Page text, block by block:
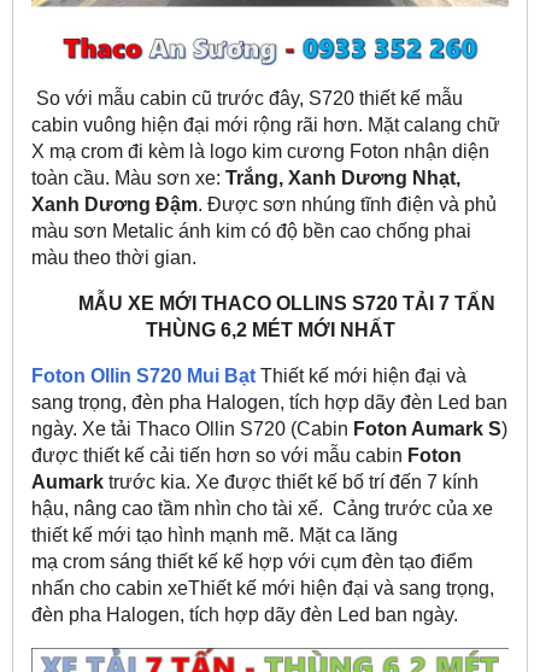
So với mẫu cabin cũ trước đây, S720 thiết kế mẫu
cabin vuông hiện đại mới rộng rãi hơn. Mặt calang chữ
X mạ crom đi kèm là logo kim cương Foton nhận diện
toàn cầu. Màu sơn xe: Trắng, Xanh Dương Nhạt,
Xanh Dương Đậm. Được sơn nhúng tĩnh điện và phủ
màu sơn Metalic ánh kim có độ bền cao chống phai
màu theo thời gian.
MẪU XE MỚI THACO OLLINS S720 TẢI 7 TẤN
THÙNG 6,2 MÉT MỚI NHẤT
Foton Ollin S720 Mui Bạt Thiết kế mới hiện đại và
sang trọng, đèn pha Halogen, tích hợp dãy đèn Led ban
ngày. Xe tải Thaco Ollin S720 (Cabin Foton Aumark S)
được thiết kế cải tiến hơn so với mẫu cabin Foton
Aumark trước kia. Xe được thiết kế bố trí đến 7 kính
hậu, nâng cao tầm nhìn cho tài xế. Cảng trước của xe
thiết kế mới tạo hình mạnh mẽ. Mặt ca lăng
mạ crom sáng thiết kế kế hợp với cụm đèn tạo điểm
nhấn cho cabin xeThiết kế mới hiện đại và sang trọng,
đèn pha Halogen, tích hợp dãy đèn Led ban ngày.